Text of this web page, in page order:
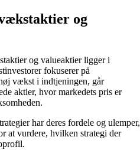
og
og valueaktier ligger i
fokuserer på
vækst i indtjeningen, går
aktier, hvor markedets pris er
har deres fordele og ulemper,
at vurdere, hvilken strategi der